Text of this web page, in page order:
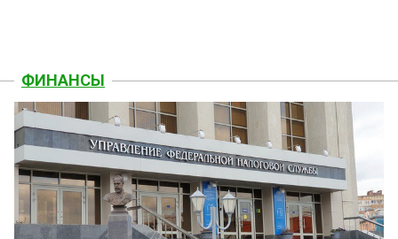
ФИНАНСЫ